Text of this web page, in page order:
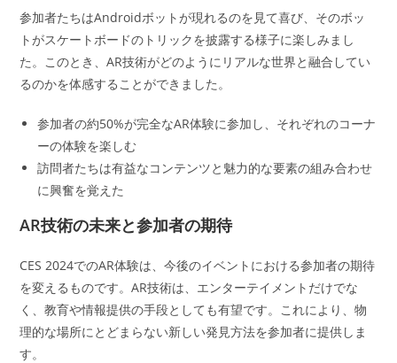
参加者たちはAndroidボットが現れるのを見て喜び、そのボッ
トがスケートボードのトリックを披露する様子に楽しみまし
た。このとき、AR技術がどのようにリアルな世界と融合してい
るのかを体感することができました。
参加者の約50%が完全なAR体験に参加し、それぞれのコーナ
ーの体験を楽しむ
訪問者たちは有益なコンテンツと魅力的な要素の組み合わせ
に興奮を覚えた
AR技術の未来と参加者の期待
CES 2024でのAR体験は、今後のイベントにおける参加者の期待
を変えるものです。AR技術は、エンターテイメントだけでな
く、教育や情報提供の手段としても有望です。これにより、物
理的な場所にとどまらない新しい発見方法を参加者に提供しま
す。